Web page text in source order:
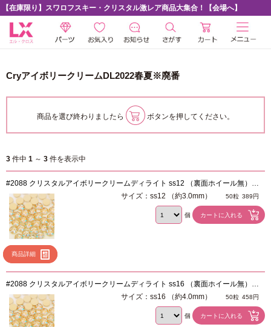
【在庫限り】スワロフスキー・クリスタル激レア商品大集合！【会場へ】
CryアイボリークリームDL2022春夏※廃番
商品を選び終わりましたら ボタンを押してください。
3 件中 1 ～ 3 件を表示中
#2088 クリスタルアイボリークリームディライト ss12 （裏面ホイール無）※
廃番
商品詳細
サイズ：ss12 （約3.0mm） 50粒 389円
個
#2088 クリスタルアイボリークリームディライト ss16 （裏面ホイール無）※
廃番
サイズ：ss16 （約4.0mm） 50粒 458円
個